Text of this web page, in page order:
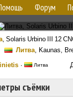
Форум
, Solaris Urbino III 12
Литва, Kaunas,
· Литва
съёмки